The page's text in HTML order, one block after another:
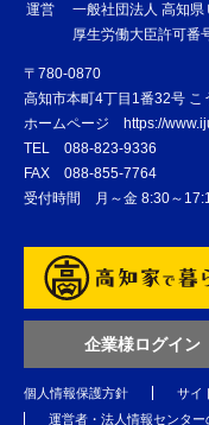
運営
一般社団法人 高知
厚生労働大臣許可番
〒780-0870
高知市本町4丁目1番32号 こ
ホームページ https://
TEL 088-823-9336
FAX 088-855-7764
受付時間 月～金 8:30～
企業様ログイン
個人情報保護方針
サイ
運営者・法人情報センター